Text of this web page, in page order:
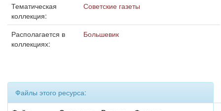
Тематическая
коллекция:
Советские газеты
Располагается в
коллекциях:
Большевик
Файлы этого ресурса: